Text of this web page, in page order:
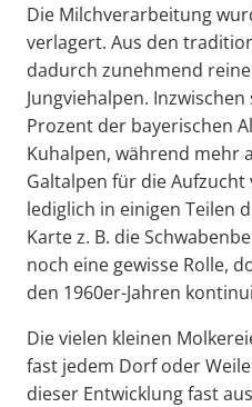
Die Milchverarbeitung
verlagert. Aus den
dadurch zunehmend
Jungviehalpen.
Prozent der bayerischen
Kuhalpen, während mehr
Galtalpen für die Aufzucht
lediglich in einigen Teilen
Karte z. B. die
noch eine gewisse Rolle,
den 1960er-Jahren
Die vielen kleinen
fast jedem Dorf oder
dieser Entwicklung fast